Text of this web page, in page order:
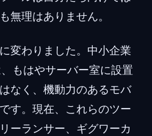
無理はありません。
変わりました。中小企業
もはやサーバー室に設置
なく、機動力のあるモバ
す。現在、これらのツー
ーランサー、ギグワーカ